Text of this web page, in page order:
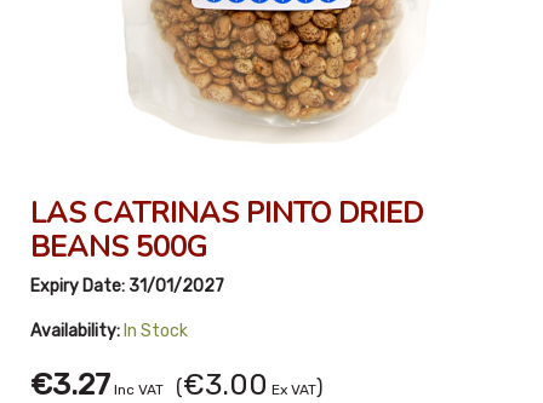
LAS CATRINAS PINTO DRIED
BEANS 500G
Expiry Date: 31/01/2027
Availability: In Stock
€3.27 Inc VAT (€3.00 Ex VAT)